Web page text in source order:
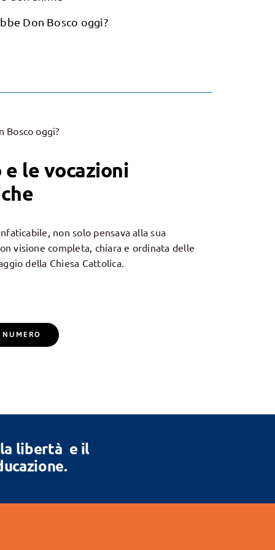
Don Bosco oggi?
Bosco oggi?
e le vocazioni
non solo pensava alla sua
visione completa, chiara e ordinata delle
della Chiesa Cattolica.
la libertà e il